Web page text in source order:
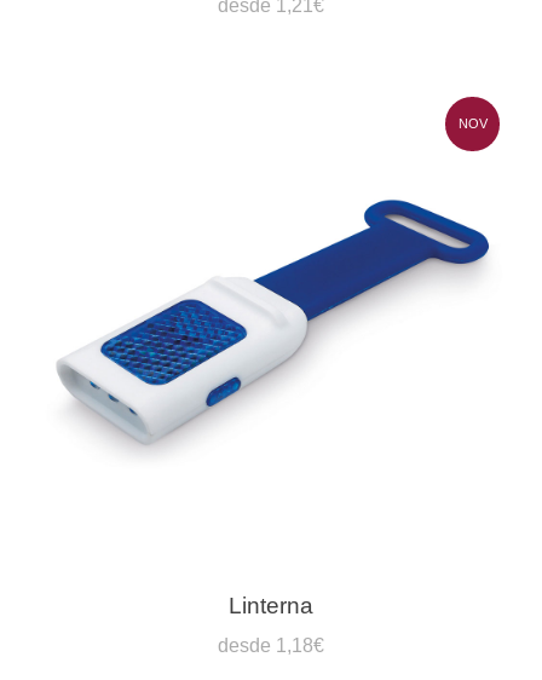
desde 1,21€
NOV
Linterna
desde 1,18€